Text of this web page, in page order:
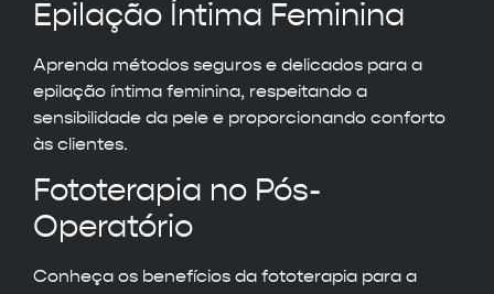
Epilação Íntima Feminina
Aprenda métodos seguros e delicados para a
epilação íntima feminina, respeitando a
sensibilidade da pele e proporcionando conforto
às clientes.
Fototerapia no Pós-
Operatório
Conheça os benefícios da fototerapia para a